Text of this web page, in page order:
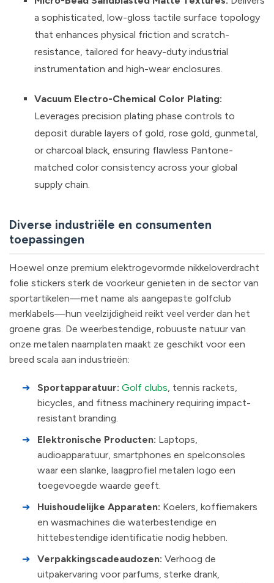
a sophisticated, low-gloss tactile surface topology
that enhances physical friction and scratch-
resistance, tailored for heavy-duty industrial
instrumentation and high-wear enclosures.
Vacuum Electro-Chemical Color Plating:
Leverages precision plating phase controls to
deposit durable layers of gold, rose gold, gunmetal,
or charcoal black, ensuring flawless Pantone-
matched color consistency across your global
supply chain.
Diverse industriële en consumenten
toepassingen
Hoewel onze premium elektrogevormde nikkeloverdracht
folie stickers sterk de voorkeur genieten in de sector van
sportartikelen—met name als aangepaste golfclub
merklabels—hun veelzijdigheid reikt veel verder dan het
groene gras. De weerbestendige, robuuste natuur van
onze metalen naamplaten maakt ze geschikt voor een
breed scala aan industrieën:
➔ Sportapparatuur: Golf clubs, tennis rackets,
bicycles, and fitness machinery requiring impact-
resistant branding.
➔
Elektronische Producten: Laptops,
audioapparatuur, smartphones en spelconsoles
waar een slanke, laagprofiel metalen logo een
toegevoegde waarde geeft.
➔
Huishoudelijke Apparaten: Koelers, koffiemakers
en wasmachines die waterbestendige en
hittebestendige identificatie nodig hebben.
➔
Verpakkingscadeaudozen: Verhoog de
uitpakervaring voor parfums, sterke drank,